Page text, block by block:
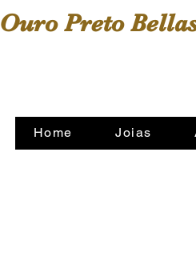
Ouro Preto
Home Joias